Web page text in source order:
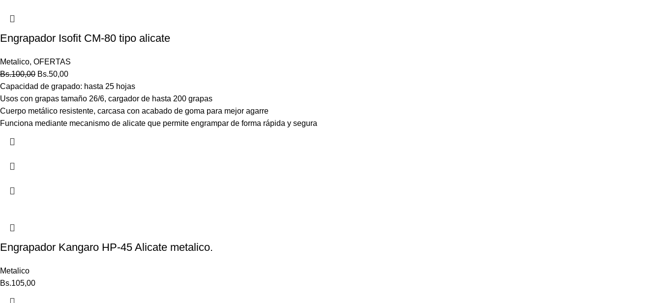
Engrapador Isofit CM-80 tipo alicate
Metalico, OFERTAS
Bs.100,00 Bs.50,00
Capacidad de grapado: hasta 25 hojas
Usos con grapas tamaño 26/6, cargador de hasta 200 grapas
Cuerpo metálico resistente, carcasa con acabado de goma para mejor agarre
Funciona mediante mecanismo de alicate que permite engrampar de forma rápida y segura
Engrapador Kangaro HP-45 Alicate metalico.
Metalico
Bs.105,00